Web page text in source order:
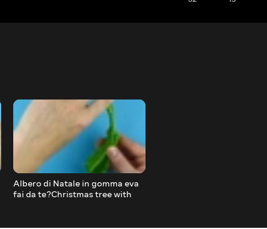
Albero di Natale in gomma eva
fai da te?Christmas tree with